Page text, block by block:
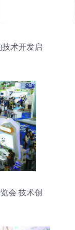
技术开发启
会 技术创